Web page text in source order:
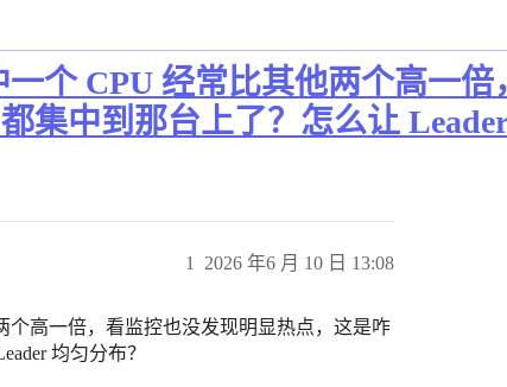
个 CPU 经常比其他两个高一
集中到那台上了？怎么让 Leader
2026 年6 月 10 日 13:08
1
高一倍，看监控也没发现明显热点，这是咋
均匀分布？